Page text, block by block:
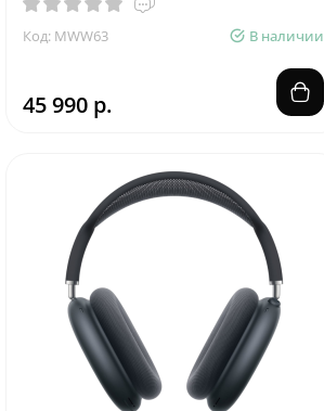
Код: MWW63 В наличии
45 990 р.